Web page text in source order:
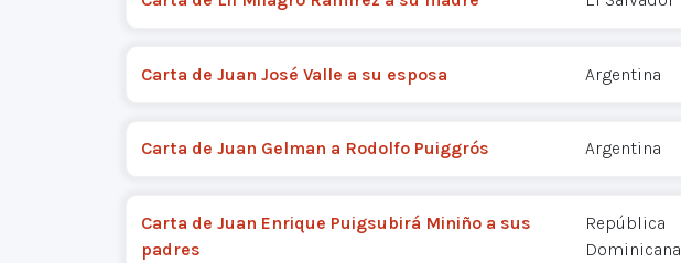
Carta de Juan José Valle a su esposa Argentina
Carta de Juan Gelman a Rodolfo Puiggrós Argentina
Carta de Juan Enrique Puigsubirá Miniño a sus
padres
República
Dominicana